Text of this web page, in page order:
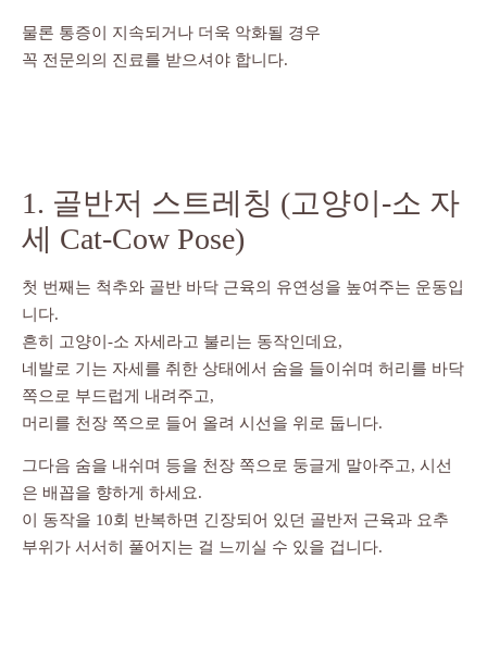
물론 통증이 지속되거나 더욱 악화될 경우
꼭 전문의의 진료를 받으셔야 합니다.
1. 골반저 스트레칭 (고양이-소 자
세 Cat-Cow Pose)
첫 번째는 척추와 골반 바닥 근육의 유연성을 높여주는 운동입
니다.
흔히 고양이-소 자세라고 불리는 동작인데요,
네발로 기는 자세를 취한 상태에서 숨을 들이쉬며 허리를 바닥
쪽으로 부드럽게 내려주고,
머리를 천장 쪽으로 들어 올려 시선을 위로 둡니다.
그다음 숨을 내쉬며 등을 천장 쪽으로 둥글게 말아주고, 시선
은 배꼽을 향하게 하세요.
이 동작을 10회 반복하면 긴장되어 있던 골반저 근육과 요추
부위가 서서히 풀어지는 걸 느끼실 수 있을 겁니다.